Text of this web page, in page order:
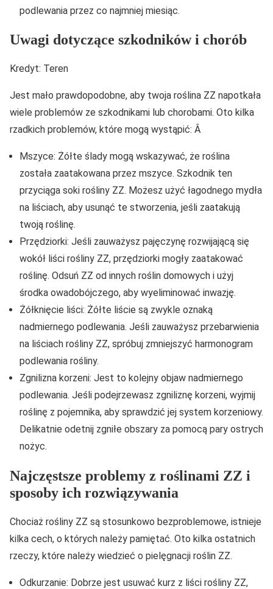
podlewania przez co najmniej miesiąc.
Uwagi dotyczące szkodników i chorób
Kredyt: Teren
Jest mało prawdopodobne, aby twoja roślina ZZ napotkała
wiele problemów ze szkodnikami lub chorobami. Oto kilka
rzadkich problemów, które mogą wystąpić: Â
Mszyce: Żółte ślady mogą wskazywać, że roślina
została zaatakowana przez mszyce. Szkodnik ten
przyciąga soki rośliny ZZ. Możesz użyć łagodnego mydła
na liściach, aby usunąć te stworzenia, jeśli zaatakują
twoją roślinę.
Przędziorki: Jeśli zauważysz pajęczynę rozwijającą się
wokół liści rośliny ZZ, przędziorki mogły zaatakować
roślinę. Odsuń ZZ od innych roślin domowych i użyj
środka owadobójczego, aby wyeliminować inwazję.
Żółknięcie liści: Żółte liście są zwykle oznaką
nadmiernego podlewania. Jeśli zauważysz przebarwienia
na liściach rośliny ZZ, spróbuj zmniejszyć harmonogram
podlewania rośliny.
Zgnilizna korzeni: Jest to kolejny objaw nadmiernego
podlewania. Jeśli podejrzewasz zgniliznę korzeni, wyjmij
roślinę z pojemnika, aby sprawdzić jej system korzeniowy.
Delikatnie odetnij zgniłe obszary za pomocą pary ostrych
nożyc.
Najczęstsze problemy z roślinami ZZ i
sposoby ich rozwiązywania
Chociaż rośliny ZZ są stosunkowo bezproblemowe, istnieje
kilka cech, o których należy pamiętać. Oto kilka ostatnich
rzeczy, które należy wiedzieć o pielęgnacji roślin ZZ.
Odkurzanie: Dobrze jest usuwać kurz z liści rośliny ZZ,